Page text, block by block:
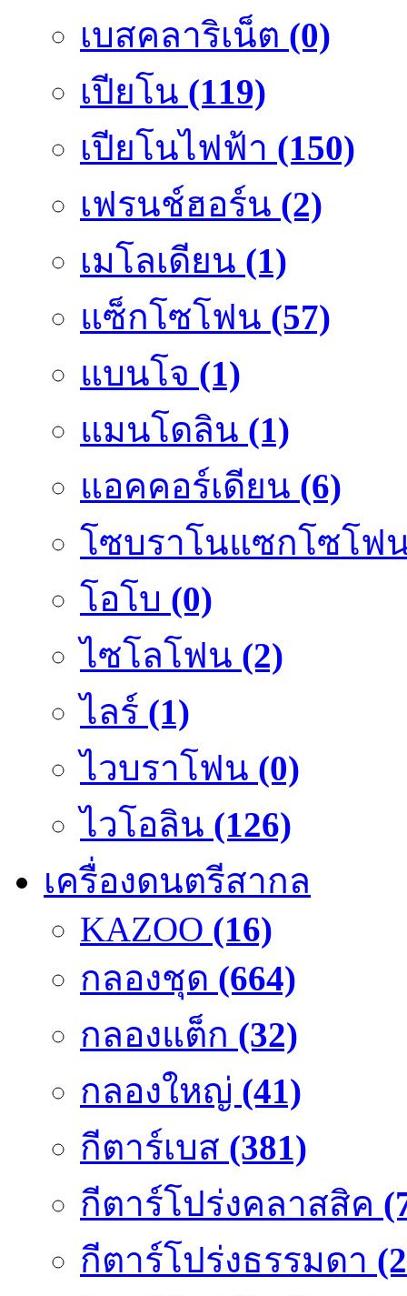
เบสคลาริเน็ต (0)
เปียโน (119)
เปียโนไฟฟ้า (150)
เฟรนช์ฮอร์น (2)
เมโลเดียน (1)
แซ็กโซโฟน (57)
แบนโจ (1)
แมนโดลิน (1)
แอคคอร์เดียน (6)
โซบราโนแซกโซโฟ
โอโบ (0)
ไซโลโฟน (2)
ไลร์ (1)
ไวบราโฟน (0)
ไวโอลิน (126)
เครื่องดนตรีสากล
KAZOO (16)
กลองชุด (664)
กลองแต็ก (32)
กลองใหญ่ (41)
กีตาร์เบส (381)
กีตาร์โปร่งคลาสสิค
กีตาร์โปร่งธรรมดา